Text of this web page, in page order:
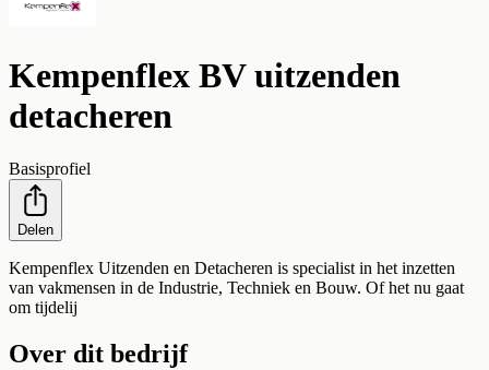
Kempenflex BV uitzenden
detacheren
Basisprofiel
Delen
Kempenflex Uitzenden en Detacheren is specialist in het inzetten
van vakmensen in de Industrie, Techniek en Bouw. Of het nu gaat
om tijdelij
Over dit bedrijf